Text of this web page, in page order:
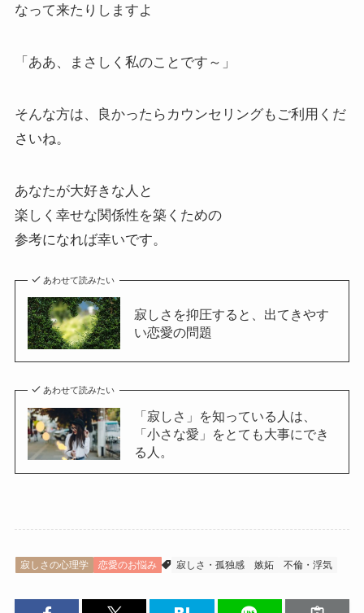
なって来たりしますよ
「ああ、まさしく私のことです～」
そんな方は、良かったらカウンセリングもご利用くだ
さいね。
あなたが大好きな人と
楽しく幸せな関係性を築くための
参考になれば幸いです。
あわせて読みたい
寂しさを抑圧すると、出てきやす
い恋愛の問題
あわせて読みたい
「寂しさ」を知っている人は、
「小さな愛」をとても大事にでき
る人。
寂しさの心理学 恋愛のお悩み 寂しさ・孤独感 嫉妬 不倫・浮気